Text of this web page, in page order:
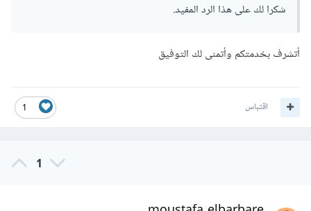
شكرا لك على هذا الرد المفيد.
أتشرف بخدمتكم وأتمنى لك التوفيق
1 اقتباس
1